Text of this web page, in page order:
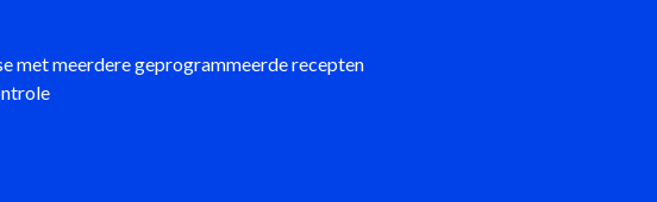
met meerdere geprogrammeerde recepten